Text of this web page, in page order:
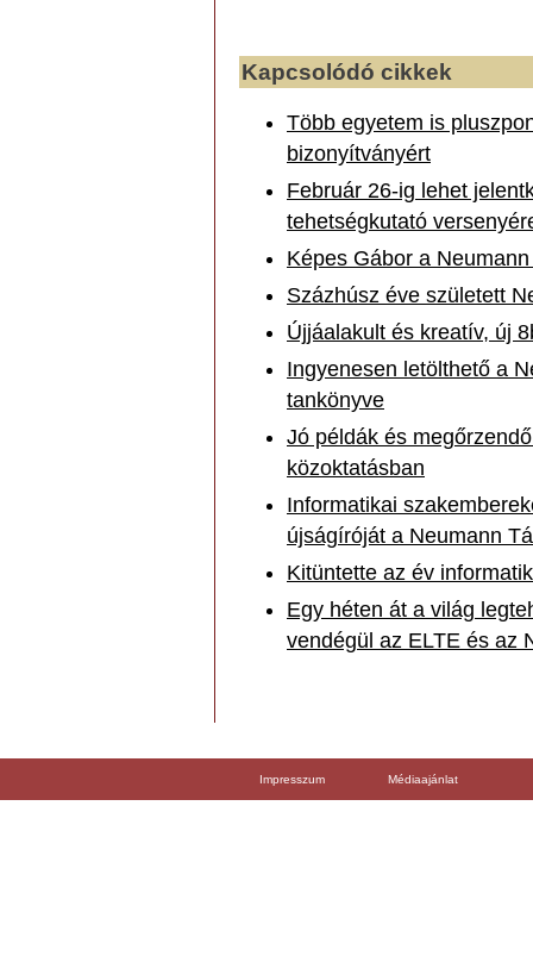
Kapcsolódó cikkek
Több egyetem is
bizonyítványért
Február 26-ig lehet
tehetségkutató
Képes Gábor a
Százhúsz éve született
Újjáalakult és kreatív, új
Ingyenesen letölthető a
tankönyve
Jó példák és
közoktatásban
Informatikai
újságíróját a Neumann
Kitüntette az év
Egy héten át a világ
vendégül az ELTE és az
Impresszum Médiaajánlat